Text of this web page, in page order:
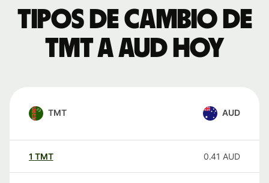
Tipos de cambio de
TMT a AUD hoy
TMT AUD
1 TMT 0.41 AUD